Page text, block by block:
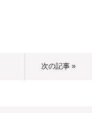
次の記事 »